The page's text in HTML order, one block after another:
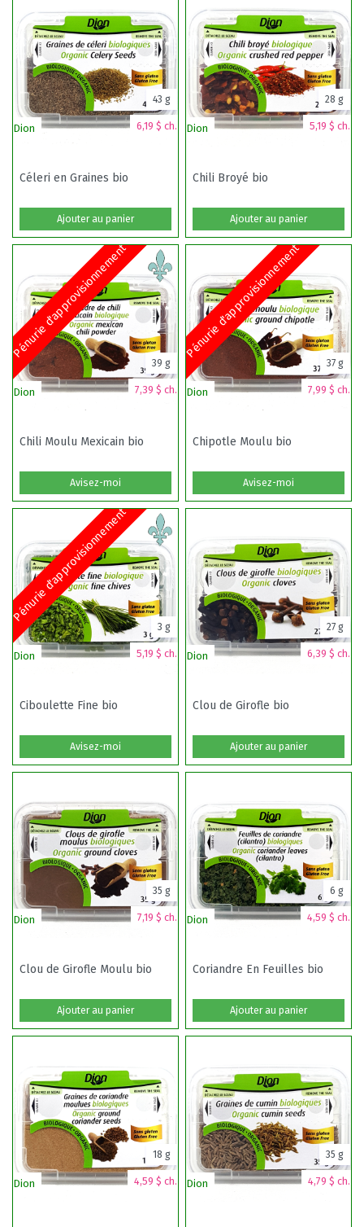
Dion 6,19 $ ch.
43 g
Céleri en Graines bio
Ajouter au panier
Dion 5,19 $ ch.
28 g
Chili Broyé bio
Ajouter au panier
Pénurie d'approvisionnement
Dion 7,39 $ ch.
39 g
Chili Moulu Mexicain bio
Avisez-moi
Pénurie d'approvisionnement
Dion 7,99 $ ch.
37 g
Chipotle Moulu bio
Avisez-moi
Pénurie d'approvisionnement
Dion 5,19 $ ch.
3 g
Ciboulette Fine bio
Avisez-moi
Dion 6,39 $ ch.
27 g
Clou de Girofle bio
Ajouter au panier
Dion 7,19 $ ch.
35 g
Clou de Girofle Moulu bio
Ajouter au panier
Dion 4,59 $ ch.
6 g
Coriandre En Feuilles bio
Ajouter au panier
Dion 4,59 $ ch.
18 g
Dion 4,79 $ ch.
35 g